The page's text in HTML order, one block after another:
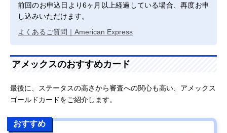
前回のお申込日より6ヶ月以上経過している場合、再度お申
し込みいただけます。
よくあるご質問｜American Express
アメックスのおすすめカード
最後に、ステータスの高さから審査への関心も高い、アメックス
ゴールドカードをご紹介します。
おすすめ